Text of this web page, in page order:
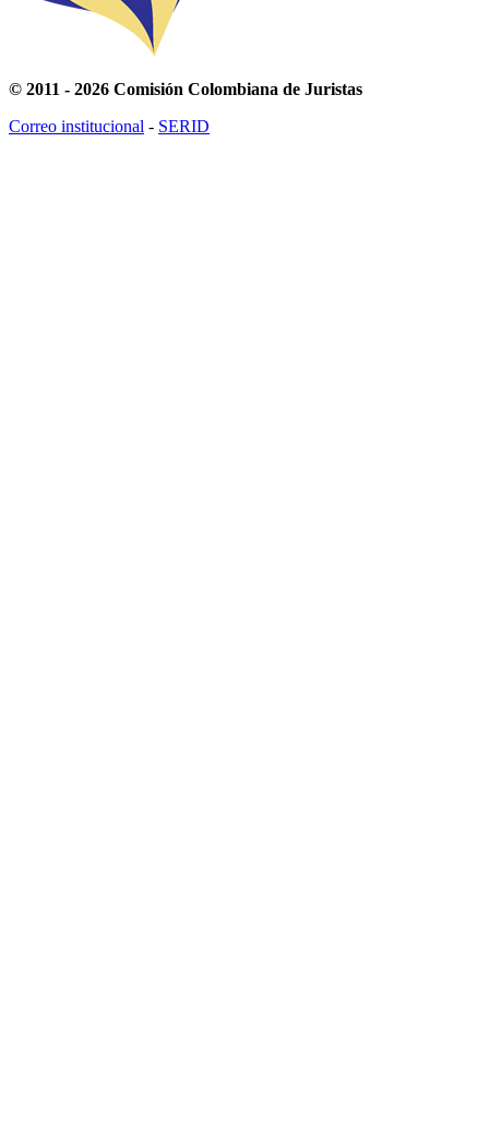
© 2011 - 2026 Comisión Colombiana de Juristas
Correo institucional - SERID